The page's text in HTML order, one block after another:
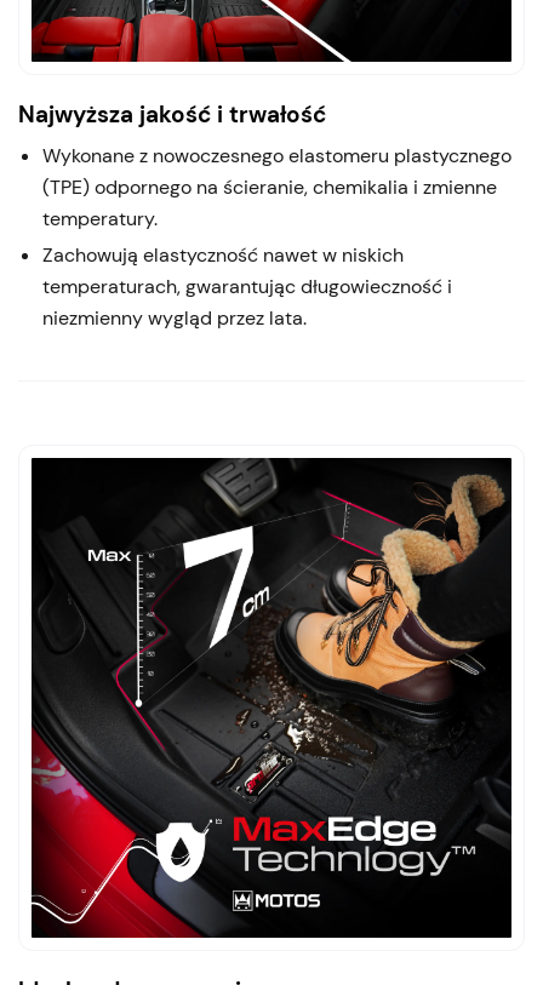
Najwyższa jakość i trwałość
Wykonane z nowoczesnego elastomeru plastycznego
(TPE) odpornego na ścieranie, chemikalia i zmienne
temperatury.
Zachowują elastyczność nawet w niskich
temperaturach, gwarantując długowieczność i
niezmienny wygląd przez lata.